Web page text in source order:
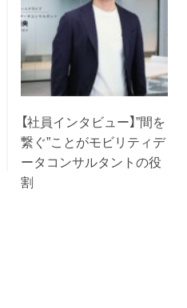
【社員インタビュー】”間を
繋ぐ”ことがモビリティデ
ータコンサルタントの役
割